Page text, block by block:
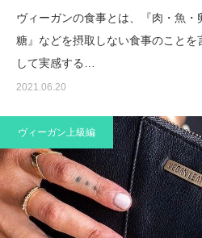
ヴィーガンの食事とは、『肉・魚
糖』などを摂取しない食事のこと
して実感する…
2021.06.20
ヴィーガン上級編